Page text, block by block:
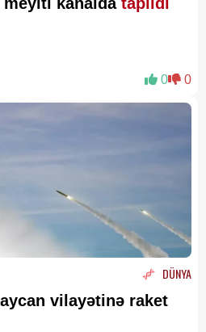
0 0
DÜNYA
vilayətinə raket